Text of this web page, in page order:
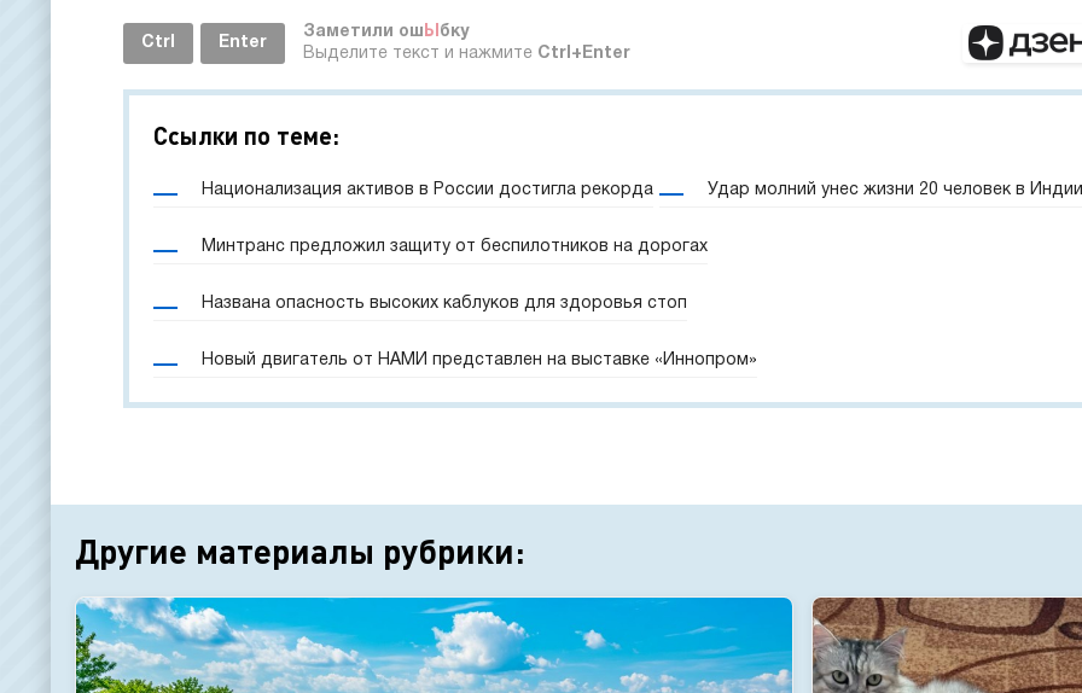
Ctrl Enter
Заметили ош Ы бку
Выделите текст и нажмите Ctrl+Enter
Ссылки по теме:
Национализация активов в России достигла рекорда Удар молний унес жизни 20 человек в Индии
Минтранс предложил защиту от беспилотников на дорогах
Названа опасность высоких каблуков для здоровья стоп
Новый двигатель от НАМИ представлен на выставке «Иннопром»
Другие материалы рубрики: